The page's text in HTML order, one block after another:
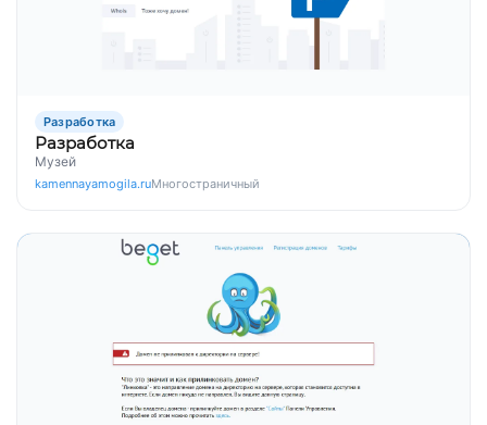
Разработка
Разработка
Музей
kamennayamogila.ruМногостраничный